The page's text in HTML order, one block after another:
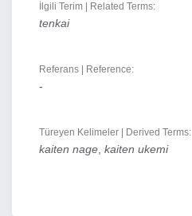
İlgili Terim | Related Terms:
tenkai
Referans | Reference:
-
Türeyen Kelimeler | Derived Terms:
kaiten nage kaiten ukemi